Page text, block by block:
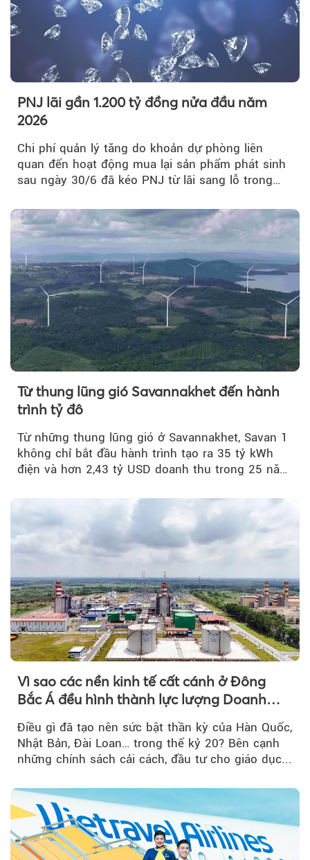
PNJ lãi gần 1.200 tỷ đồng nửa đầu năm
2026
Chi phí quản lý tăng do khoản dự phòng liên
quan đến hoạt động mua lại sản phẩm phát sinh
sau ngày 30/6 đã kéo PNJ từ lãi sang lỗ trong
Từ thung lũng gió Savannakhet đến hành
trình tỷ đô
Từ những thung lũng gió ở Savannakhet, Savan 1
không chỉ bắt đầu hành trình tạo ra 35 tỷ kWh
điện và hơn 2,43 tỷ USD doanh thu trong 25 năm
Vì sao các nền kinh tế cất cánh ở Đông
Bắc Á đều hình thành lực lượng Doanh
Điều gì đã tạo nên sức bật thần kỳ của Hàn Quốc,
Nhật Bản, Đài Loan… trong thế kỷ 20? Bên cạnh
những chính sách cải cách, đầu tư cho giáo dục...